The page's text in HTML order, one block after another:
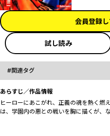
会員登録
試し読み
関連タグ
あらすじ／作品情報
ヒーローにあこがれ、正義の魂を熱く燃
は、学園内の悪との戦いを胸に描くが、